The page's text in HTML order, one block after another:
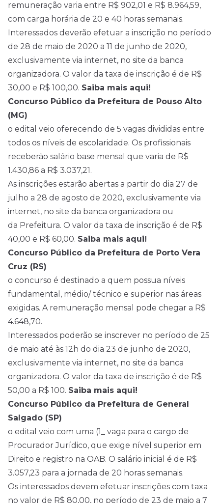
remuneração varia entre R$ 902,01 e R$ 8.964,59,
com carga horária de 20 e 40 horas semanais.
Interessados deverão efetuar a inscrição no período
de 28 de maio de 2020 a 11 de junho de 2020,
exclusivamente via internet, no site da banca
organizadora. O valor da taxa de inscrição é de R$
30,00 e R$ 100,00. Saiba mais aqui!
Concurso Público da Prefeitura de Pouso Alto
(MG)
o edital veio oferecendo de 5 vagas divididas entre
todos os níveis de escolaridade. Os profissionais
receberão salário base mensal que varia de R$
1.430,86 a R$ 3.037,21.
As inscrições estarão abertas a partir do dia 27 de
julho a 28 de agosto de 2020, exclusivamente via
internet, no site da banca organizadora ou
da Prefeitura. O valor da taxa de inscrição é de R$
40,00 e R$ 60,00. Saiba mais aqui!
Concurso Público da Prefeitura de Porto Vera
Cruz (RS)
o concurso é destinado a quem possua níveis
fundamental, médio/ técnico e superior nas áreas
exigidas. A remuneração mensal pode chegar a R$
4.648,70.
Interessados poderão se inscrever no período de 25
de maio até às 12h do dia 23 de junho de 2020,
exclusivamente via internet, no site da banca
organizadora. O valor da taxa de inscrição é de R$
50,00 a R$ 100. Saiba mais aqui!
Concurso Público da Prefeitura de General
Salgado (SP)
o edital veio com uma (1_ vaga para o cargo de
Procurador Jurídico, que exige nível superior em
Direito e registro na OAB. O salário inicial é de R$
3.057,23 para a jornada de 20 horas semanais.
Os interessados devem efetuar inscrições com taxa
no valor de R$ 80,00, no período de 23 de maio a 7